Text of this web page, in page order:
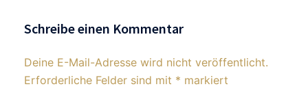
Schreibe einen Kommentar
Deine E-Mail-Adresse wird nicht veröffentlicht.
Erforderliche Felder sind mit * markiert